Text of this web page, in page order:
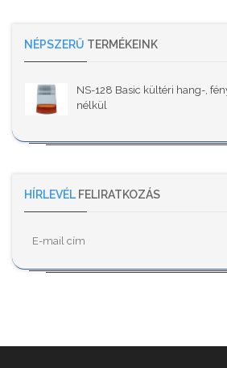
NÉPSZERŰ TERMÉKEINK
NS-128 Basic kültéri hang-,
nélkül
HÍRLEVÉL FELIRATKOZÁS